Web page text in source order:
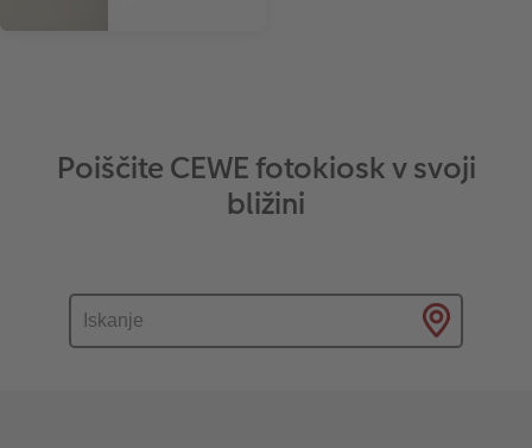
Poiščite CEWE fotokiosk v svoji
bližini